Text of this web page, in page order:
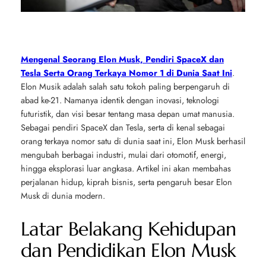
Mengenal Seorang Elon Musk, Pendiri SpaceX dan
Tesla Serta Orang Terkaya Nomor 1 di Dunia Saat Ini.
Elon Musik adalah salah satu tokoh paling berpengaruh di
abad ke-21. Namanya identik dengan inovasi, teknologi
futuristik, dan visi besar tentang masa depan umat manusia.
Sebagai pendiri SpaceX dan Tesla, serta di kenal sebagai
orang terkaya nomor satu di dunia saat ini, Elon Musk berhasil
mengubah berbagai industri, mulai dari otomotif, energi,
hingga eksplorasi luar angkasa. Artikel ini akan membahas
perjalanan hidup, kiprah bisnis, serta pengaruh besar Elon
Musk di dunia modern.
Latar Belakang Kehidupan
dan Pendidikan Elon Musk